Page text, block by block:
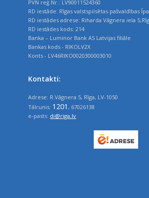
PVN reģ.Nr.: LV90011524360
RD iestāde: Rīgas valstspilsētas pašvaldības
RD iestādes adrese: Riharda Vāgnera iela
RD iestādes kods: 214
Banka – Luminor Bank AS Latvijas filiāle
Bankas kods - RIKOLV2X
Konts - LV46RIKO0020300003010
Kontakti:
Adrese: R.Vāgnera 5, Rīga, LV-1050
Tālrunis: 1201, 67026138
e-pasts: di@riga.lv